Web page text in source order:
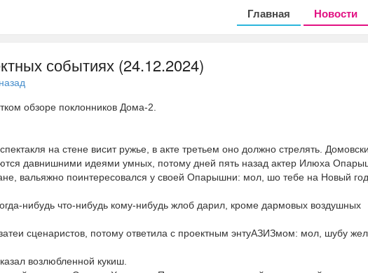
Главная Новости
событиях (24.12.2024)
обзоре поклонников Дома-2.
на стене висит ружье, в акте третьем оно должно стрелять.
давнишними идеями умных, потому дней пять назад актер Илюха
вальяжно поинтересовался у своей Опарышни: мол, шо тебе на Новый год
нибудь что-нибудь кому-нибудь жлоб дарил, кроме дармовых воздушных
сценаристов, потому ответила с проектным энтуАЗИЗмом: мол, шубу
возлюбленной кукиш.